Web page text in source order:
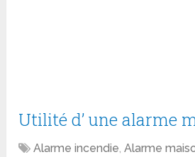
Utilité d’ une alarme
Alarme incendie,Alarme